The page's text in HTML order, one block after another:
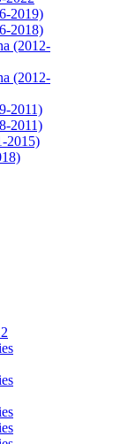
2019)
2018)
(2012-
(2012-
2011)
2011)
2015)